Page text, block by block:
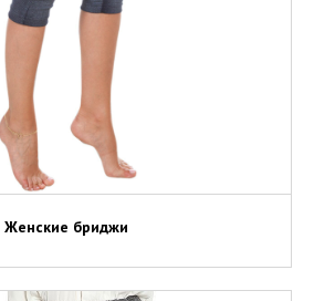
Женские бриджи